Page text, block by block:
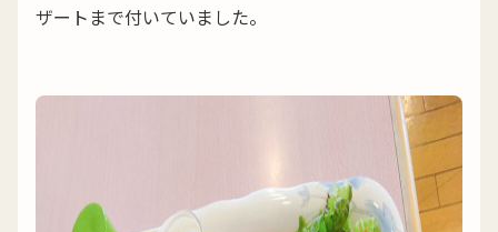
ザートまで付いていました。